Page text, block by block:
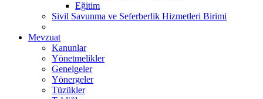
Eğitim
Sivil Savunma ve Seferberlik Hizmetleri Birimi
Mevzuat
Kanunlar
Yönetmelikler
Genelgeler
Yönergeler
Tüzükler